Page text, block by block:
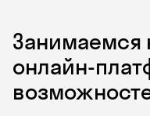
Занимаемся
онлайн-